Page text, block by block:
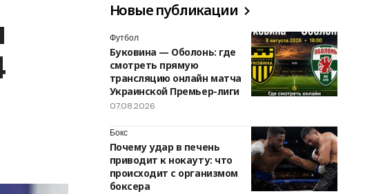
Новые публикации
Футбол
Буковина — Оболонь: где
смотреть прямую
трансляцию онлайн матча
Украинской Премьер-лиги
07.08.2026
Бокс
Почему удар в печень
приводит к нокауту: что
происходит с организмом
боксера